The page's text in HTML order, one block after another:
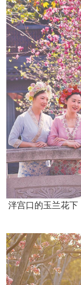
泮宫口的玉兰花下